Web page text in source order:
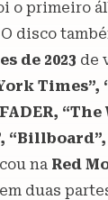
o primeiro
disco
de 2023 de
“Billboard”,
na Red
duas